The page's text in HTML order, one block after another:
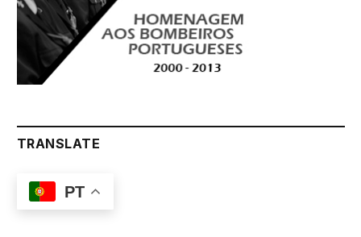
TRANSLATE
PT